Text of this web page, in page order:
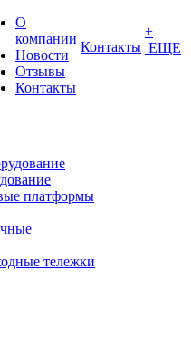
О
компании
Новости
Отзывы
Контакты
Контакты
+
ЕЩЕ
платформы
тележки